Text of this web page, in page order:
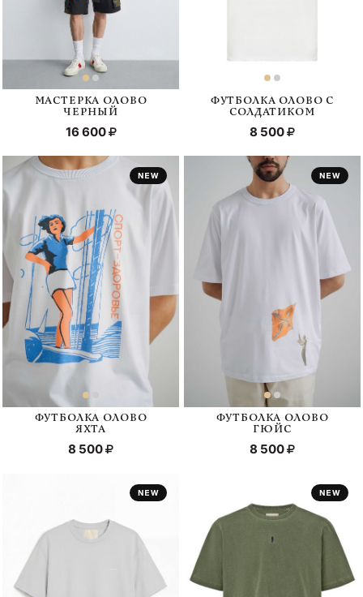
МАСТЕРКА ОЛОВО
ЧЕРНЫЙ
16 600
ФУТБОЛКА ОЛОВО С
СОЛДАТИКОМ
8 500
ФУТБОЛКА ОЛОВО
ЯХТА
8 500
ФУТБОЛКА ОЛОВО
ГЮЙС
8 500